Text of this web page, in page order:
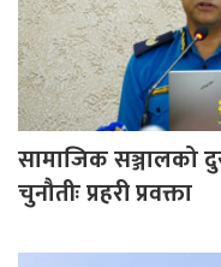
सामाजिक सञ्जालको
चुनौतीः प्रहरी प्रवक्ता